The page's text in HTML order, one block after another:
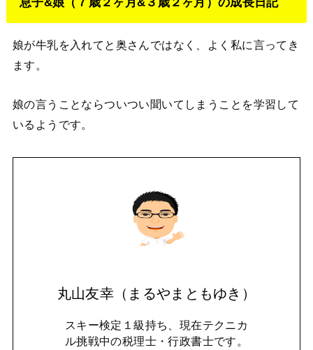
娘が牛乳を入れてと奥さんではなく、よく私に言ってき
ます。
娘の言うことならついつい聞いてしまうことを学習して
いるようです。
丸山友幸（まるやまともゆき）
スキー検定１級持ち、現在テクニカ
ル挑戦中の税理士・行政書士です。